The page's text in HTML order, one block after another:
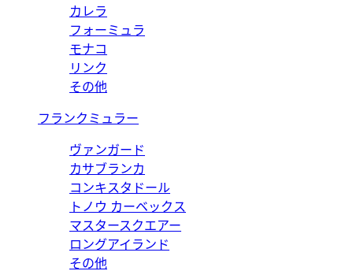
カレラ
フォーミュラ
モナコ
リンク
その他
フランクミュラー
ヴァンガード
カサブランカ
コンキスタドール
トノウ カーベックス
マスタースクエアー
ロングアイランド
その他